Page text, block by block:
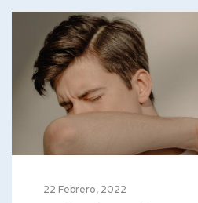
22 Febrero, 2022